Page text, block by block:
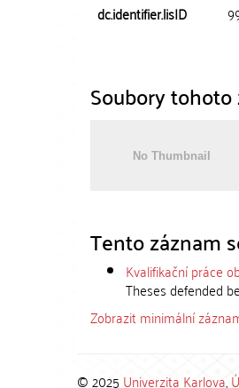
dc.identifier.lisID
Soubory
Tento záznam
Kvalifikační práce
Theses defended
Zobrazit minimální
© 2025 Univerzita Karlova,